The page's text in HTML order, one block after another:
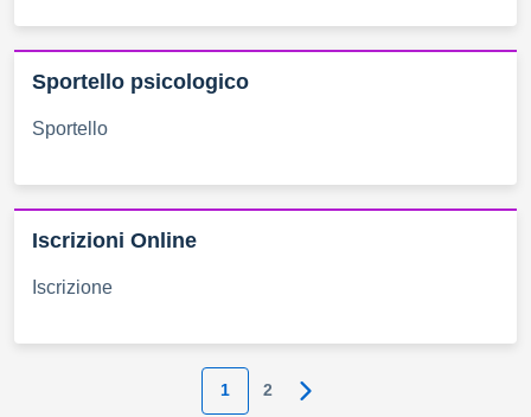
Sportello psicologico
Sportello
Iscrizioni Online
Iscrizione
1 2 Pagina successiva